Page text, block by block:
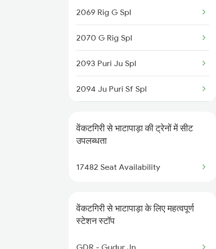
17488 Tirumala Exp
12733 Narayanadri Exp
12734 Narayanadri Exp
12763 Padmavathi Exp
12764 Padmavathi Exp
2069 Rig G Spl
2070 G Rig Spl
2093 Puri Ju Spl
2094 Ju Puri Sf Spl
2280 Hwh Pune Spl
2647 Krba Kcvl Spl
2833 Adi Hwh Spl
2853 Durg Bpl Special
वेंकटगिरी से भाटापाड़ा की ट्रेनों में सीट
उपलब्धता
17482 Seat Availability
वेंकटगिरी से भाटापाड़ा के लिए महत्वपूर्ण
स्टेशन स्टॉप
GDR - Gudur Jn